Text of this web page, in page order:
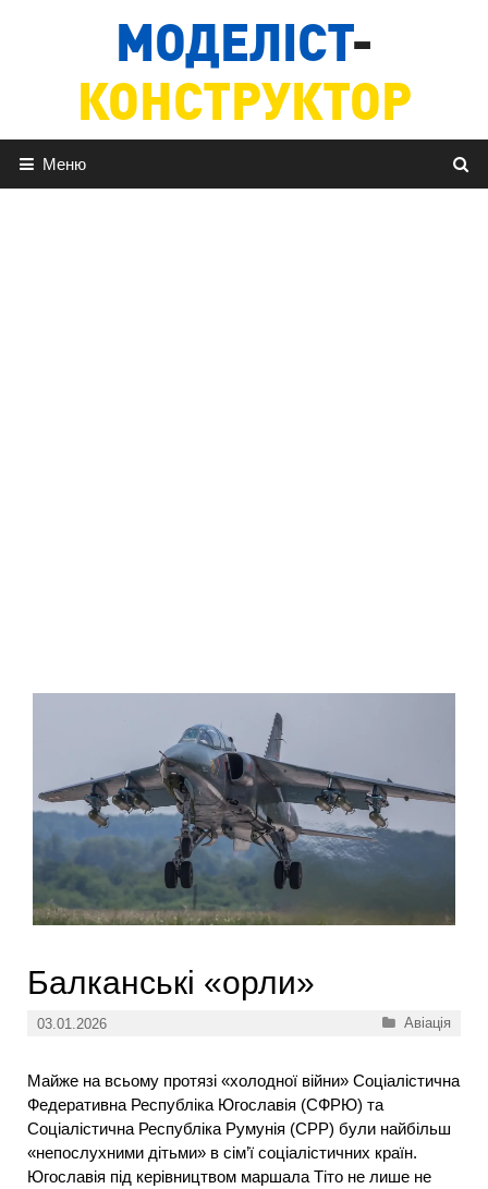
МОДЕЛІСТ-
КОНСТРУКТОР
Меню
Балканські «орли»
03.01.2026 Категорії
Авіація
Майже на всьому протязі «холодної війни» Соціалістична
Федеративна Республіка Югославія (СФРЮ) та
Соціалістична Республіка Румунія (СРР) були найбільш
«непослухними дітьми» в сім’ї соціалістичних країн.
Югославія під керівництвом маршала Тіто не лише не